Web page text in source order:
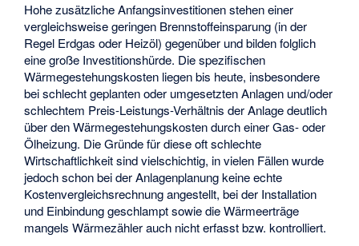
Hohe zusätzliche Anfangsinvestitionen stehen einer
vergleichsweise geringen Brennstoffeinsparung (in der
Regel Erdgas oder Heizöl) gegenüber und bilden folglich
eine große Investitionshürde. Die spezifischen
Wärmegestehungskosten liegen bis heute, insbesondere
bei schlecht geplanten oder umgesetzten Anlagen und/oder
schlechtem Preis-Leistungs-Verhältnis der Anlage deutlich
über den Wärmegestehungskosten durch einer Gas- oder
Ölheizung. Die Gründe für diese oft schlechte
Wirtschaftlichkeit sind vielschichtig, in vielen Fällen wurde
jedoch schon bei der Anlagenplanung keine echte
Kostenvergleichsrechnung angestellt, bei der Installation
und Einbindung geschlampt sowie die Wärmeerträge
mangels Wärmezähler auch nicht erfasst bzw. kontrolliert.